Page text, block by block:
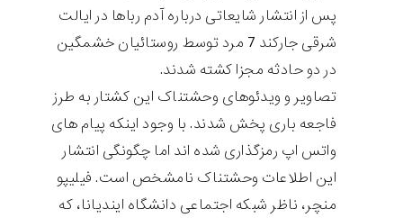
پس از انتشار شایعاتی درباره آدم رباها در ایالت
شرقی جارکند 7 مرد توسط روستائیان خشمگین
در دو حادثه مجزا کشته شدند.
تصاویر و ویدئوهای وحشتناک این کشتار به طرز
فاجعه باری پخش شدند. با وجود اینکه پیام های
واتس اپ رمزگذاری شده اند اما چگونگی انتشار
این اطلاعات وحشتناک نامشخص است. فیلیپو
منچر، ناظر شبکه اجتماعی دانشگاه ایندیانا، که